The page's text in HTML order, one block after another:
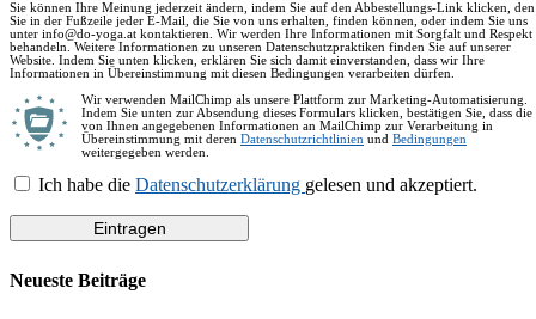
Sie können Ihre Meinung jederzeit ändern, indem Sie auf den Abbestellungs-Link klicken, den
Sie in der Fußzeile jeder E-Mail, die Sie von uns erhalten, finden können, oder indem Sie uns
unter info@do-yoga.at kontaktieren. Wir werden Ihre Informationen mit Sorgfalt und Respekt
behandeln. Weitere Informationen zu unseren Datenschutzpraktiken finden Sie auf unserer
Website. Indem Sie unten klicken, erklären Sie sich damit einverstanden, dass wir Ihre
Informationen in Übereinstimmung mit diesen Bedingungen verarbeiten dürfen.
Wir verwenden MailChimp als unsere Plattform zur Marketing-Automatisierung.
Indem Sie unten zur Absendung dieses Formulars klicken, bestätigen Sie, dass die
von Ihnen angegebenen Informationen an MailChimp zur Verarbeitung in
Übereinstimmung mit deren Datenschutzrichtlinien und Bedingungen
weitergegeben werden.
Ich habe die Datenschutzerklärung gelesen und akzeptiert.
Neueste Beiträge